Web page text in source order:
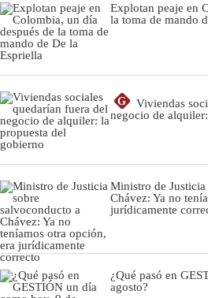
Explotan peaje en
la toma de mando
G
Viviendas
negocio de
Ministro de
Chávez: Ya no
jurídicamente
¿Qué pasó en
agosto?